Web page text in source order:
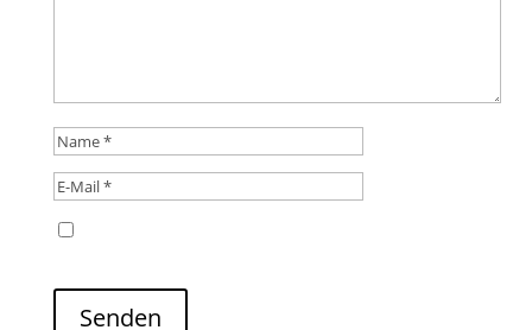
Senden